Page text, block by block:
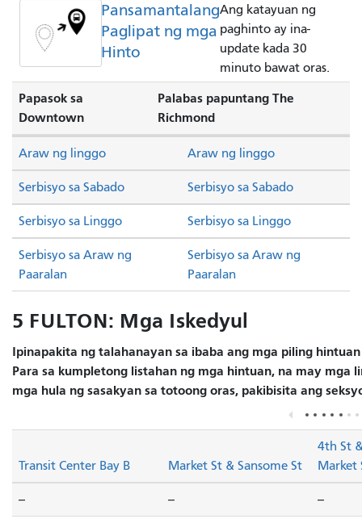
Pansamantalang
Paglipat ng mga
Hinto
Ang katayuan ng
paghinto ay ina-
update kada 30
minuto bawat oras.
Papasok sa
Downtown
Palabas papuntang The
Richmond
Serbisyo sa Sabado Serbisyo sa Sabado
Serbisyo sa Linggo Serbisyo sa Linggo
Araw ng linggo Araw ng linggo
Serbisyo sa Araw ng
Paaralan
Serbisyo sa Araw ng
Paaralan
5 FULTON: Mga Iskedyul
Ipinapakita ng talahanayan sa ibaba ang mga piling
Para sa kumpletong listahan ng mga hintuan, na may
mga hula ng sasakyan sa totoong oras, pakibisita ang
Transit Center Bay B Market St & Sansome St
4th St
Market
-- -- --